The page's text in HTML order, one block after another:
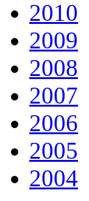
2010
2009
2008
2007
2006
2005
2004